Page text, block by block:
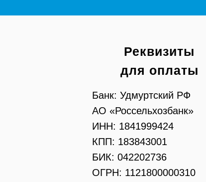
Банк: Удмуртский РФ
АО «Россельхозбанк»
ИНН: 1841999424
КПП: 183843001
БИК: 042202736
ОГРН: 1121800000310
Реквизиты
для оплаты